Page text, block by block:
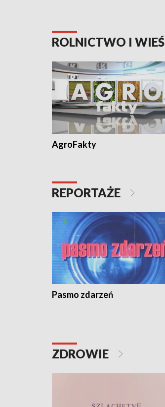
ROLNICTWO I WIEŚ
AgroFakty
REPORTAŻE
Pasmo zdarzeń
ZDROWIE